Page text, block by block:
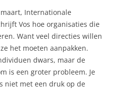
Internationale
Vos hoe organisaties die
Want veel directies willen
het moeten aanpakken.
dwars, maar de
is een groter probleem. Je
niet met een druk op de